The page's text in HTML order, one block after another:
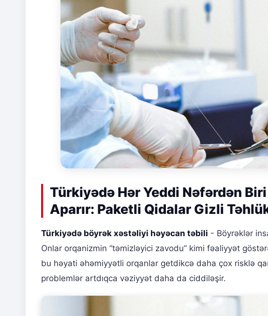
Türkiyədə Hər Yeddi Nəfərdən
Aparır: Paketli Qidalar Gizli
Türkiyədə böyrək xəstəliyi həyəcan təbili - Böyrəklər
Onlar orqanizmin “təmizləyici zavodu” kimi fəaliyyət
bu həyati əhəmiyyətli orqanlar getdikcə daha çox risklə
problemlər artdıqca vəziyyət daha da ciddiləşir.